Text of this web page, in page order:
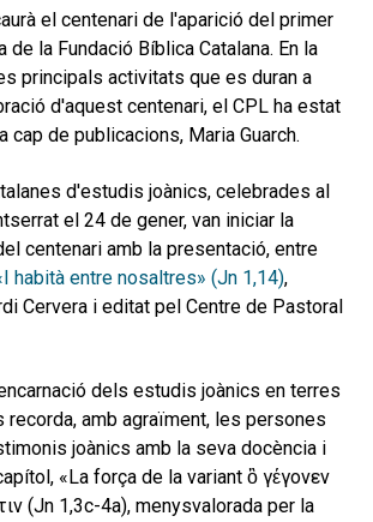
el
menú
el
menú
el
el centenari de l'aparició del primer
de la Fundació Bíblica Catalana. En la
principals activitats que es duran a
d'aquest centenari, el CPL ha estat
cap de publicacions, Maria Guarch.
d'estudis joànics, celebrades al
el 24 de gener, van iniciar la
centenari amb la presentació, entre
habità entre nosaltres» (Jn 1,14),
Cervera i editat pel Centre de Pastoral
dels estudis joànics en terres
recorda, amb agraïment, les persones
joànics amb la seva docència i
«La força de la variant ὃ γέγονεν
(Jn 1,3c-4a), menysvalorada per la